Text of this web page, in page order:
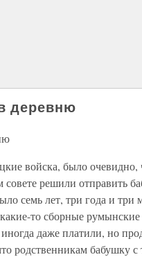
деревню
войска, было
решили отправить
семь лет, три года и
то сборные
даже платили, но
родственникам бабушку